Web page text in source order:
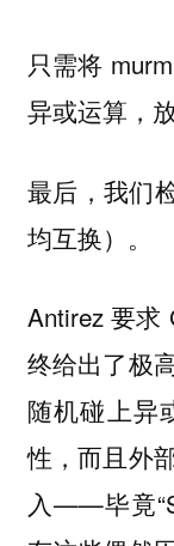
只需将
异或运算，
最后，我们
均互换）。
Antirez 要求
终给出了极
随机碰上异
性，而且外
入——毕竟